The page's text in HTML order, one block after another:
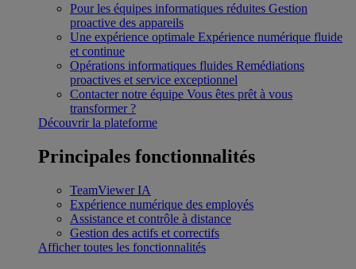
Pour les équipes informatiques réduites Gestion
proactive des appareils
Une expérience optimale Expérience numérique fluide
et continue
Opérations informatiques fluides Remédiations
proactives et service exceptionnel
Contacter notre équipe Vous êtes prêt à vous
transformer ?
Découvrir la plateforme
Principales fonctionnalités
TeamViewer IA
Expérience numérique des employés
Assistance et contrôle à distance
Gestion des actifs et correctifs
Afficher toutes les fonctionnalités